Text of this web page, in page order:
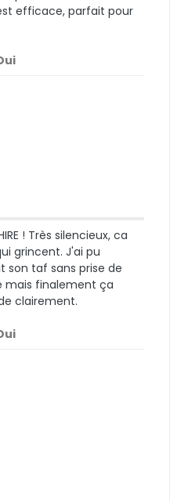
efficace, parfait pour
! Très silencieux, ca
grincent. J'ai pu
son taf sans prise de
mais finalement ça
clairement.